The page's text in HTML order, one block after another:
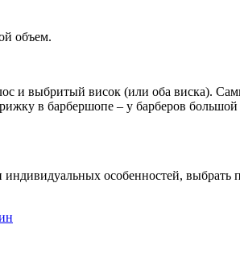
объем.
и выбритый висок (или оба виска).
в барбершопе – у барберов
особенностей, выбрать